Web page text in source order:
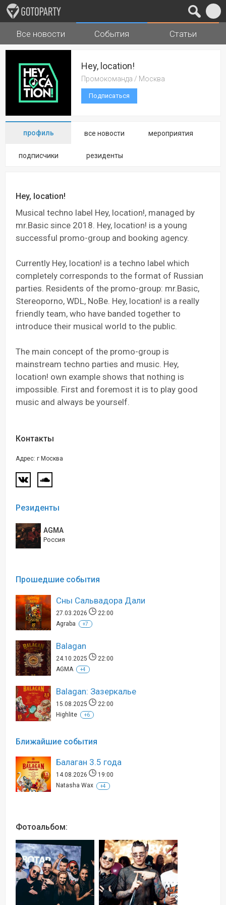
Города Музыка
Все новости События Статьи
Hey, location!
Промокоманда / Москва
Подписаться
профиль все новости мероприятия
подписчики резиденты
Hey, location!
Musical techno label Hey, location!, managed by
mr.Basic since 2018. Hey, location! is a young
successful promo-group and booking agency.
Currently Hey, location! is a techno label which
completely corresponds to the format of Russian
parties. Residents of the promo-group: mr.Basic,
Stereoporno, WDL, NoBe. Hey, location! is a really
friendly team, who have banded together to
introduce their musical world to the public.
The main concept of the promo-group is
mainstream techno parties and music. Hey,
location! own example shows that nothing is
impossible. First and foremost it is to play good
music and always be yourself.
Контакты
Адрес: г Москва
Резиденты
AGMA
Россия
Прошедшие события
Сны Сальвадора Дали
27.03.2026
22:00
Agraba
+7
Balagan
24.10.2025
22:00
AGMA
+4
Balagan: Зазеркалье
15.08.2025
22:00
Highlite
+6
Ближайшие события
Балаган 3.5 года
14.08.2026
19:00
Natasha Wax
+4
Фотоальбом: